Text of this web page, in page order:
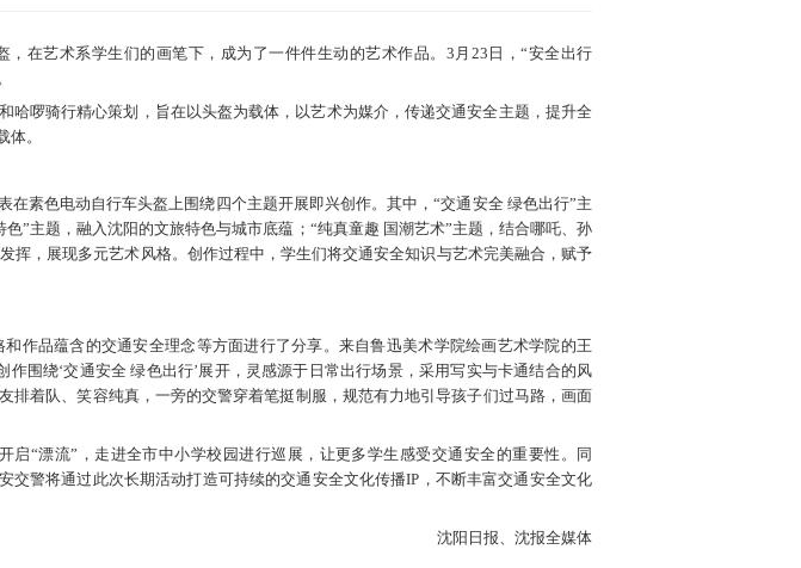
在艺术系学生们的画笔下，成为了一件件生动的艺术作品。3月23日，“安全出行
啰骑行精心策划，旨在以头盔为载体，以艺术为媒介，传递交通安全主题，提升全
。
素色电动自行车头盔上围绕四个主题开展即兴创作。其中，“交通安全 绿色出行”主
”主题，融入沈阳的文旅特色与城市底蕴；“纯真童趣 国潮艺术”主题，结合哪吒、孙
挥，展现多元艺术风格。创作过程中，学生们将交通安全知识与艺术完美融合，赋予
作品蕴含的交通安全理念等方面进行了分享。来自鲁迅美术学院绘画艺术学院的王
围绕‘交通安全 绿色出行’展开，灵感源于日常出行场景，采用写实与卡通结合的风
着队、笑容纯真，一旁的交警穿着笔挺制服，规范有力地引导孩子们过马路，画面
“漂流”，走进全市中小学校园进行巡展，让更多学生感受交通安全的重要性。同
交警将通过此次长期活动打造可持续的交通安全文化传播IP，不断丰富交通安全文化
沈阳日报、沈报全媒体